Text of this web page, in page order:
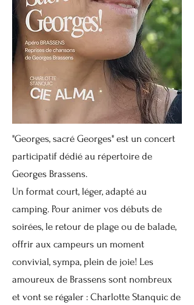
"Georges, sacré Georges" est un concert
participatif dédié au répertoire de
Georges Brassens.
Un format court, léger, adapté au
camping. Pour animer vos débuts de
soirées, le retour de plage ou de balade,
offrir aux campeurs un moment
convivial, sympa, plein de joie! Les
amoureux de Brassens sont nombreux
et vont se régaler : Charlotte Stanquic de